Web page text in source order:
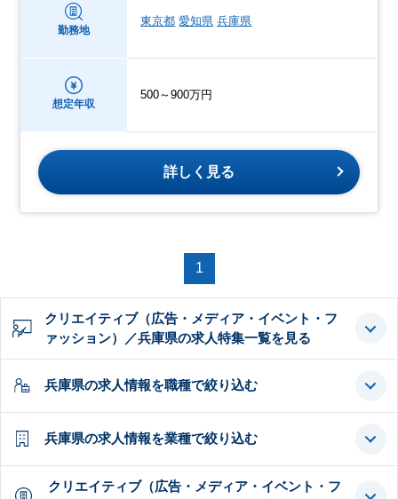
勤務地
東京都 愛知県 兵庫県
想定年収
500～900万円
詳しく見る
1
クリエイティブ（広告・メディア・イベント・フ
ァッション）／兵庫県の求人特集一覧を見る
兵庫県の求人情報を職種で絞り込む
兵庫県の求人情報を業種で絞り込む
クリエイティブ（広告・メディア・イベント・フ